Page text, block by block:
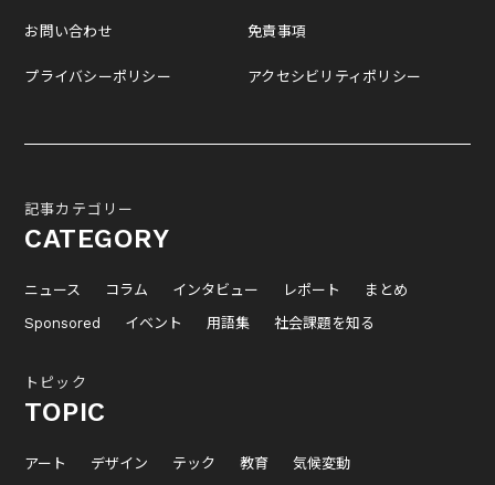
お問い合わせ
プライバシーポリシー
免責事項
アクセシビリティポリシー
記事カテゴリー
CATEGORY
ニュース コラム インタビュー レポート
まとめ
Sponsored
イベント 用語集 社会課題を知る
トピック
TOPIC
アート デザイン テック 教育 気候変動